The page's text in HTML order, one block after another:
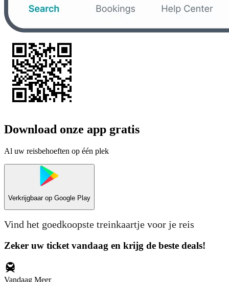
Download onze app gratis
Al uw reisbehoeften op één plek
Verkrijgbaar op Google Play
Vind het goedkoopste treinkaartje voor je reis
Zeker uw ticket vandaag en krijg de beste deals!
Vandaag Meer